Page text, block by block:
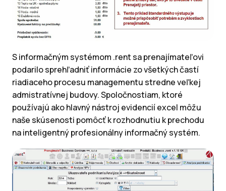
S informačným systémom .rent sa prenajímateľovi
podarilo sprehľadniť informácie zo všetkých častí
riadiaceho procesu managementu stredne veľkej
admistratívnej budovy. Spoločnostiam, ktoré
používajú ako hlavný nástroj evidencií excel môžu
naše skúsenosti pomôcť k rozhodnutiu k prechodu
na inteligentný profesionálny informačný systém.